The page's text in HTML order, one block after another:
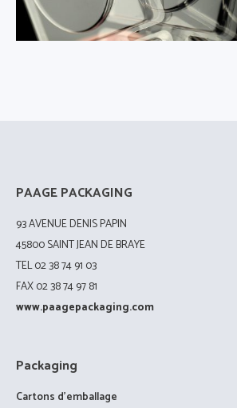
PAAGE PACKAGING
93 AVENUE DENIS PAPIN
45800 SAINT JEAN DE BRAYE
TEL 02 38 74 91 03
FAX 02 38 74 97 81
www.paagepackaging.com
Packaging
Cartons d’emballage